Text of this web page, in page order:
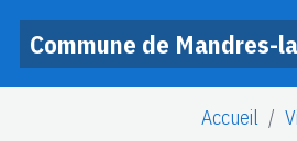
Commune de Mandres-
Accueil